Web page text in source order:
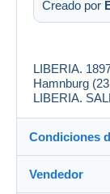
Creado por
LIBERIA.
Hamnburg
LIBERIA.
Condiciones
Destino:
Vendedor